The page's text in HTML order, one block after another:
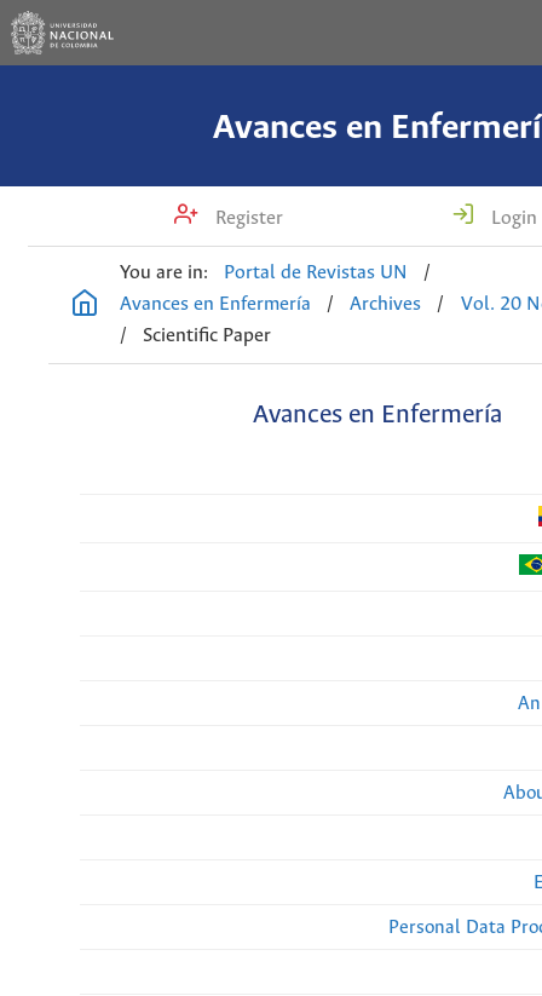
Avances en
Register Login
You are in: Portal de Revistas UN
/
Avances en Enfermería
/ Archives /
Vol. 20
/
Scientific Paper
Avances en Enfermería
Personal Data